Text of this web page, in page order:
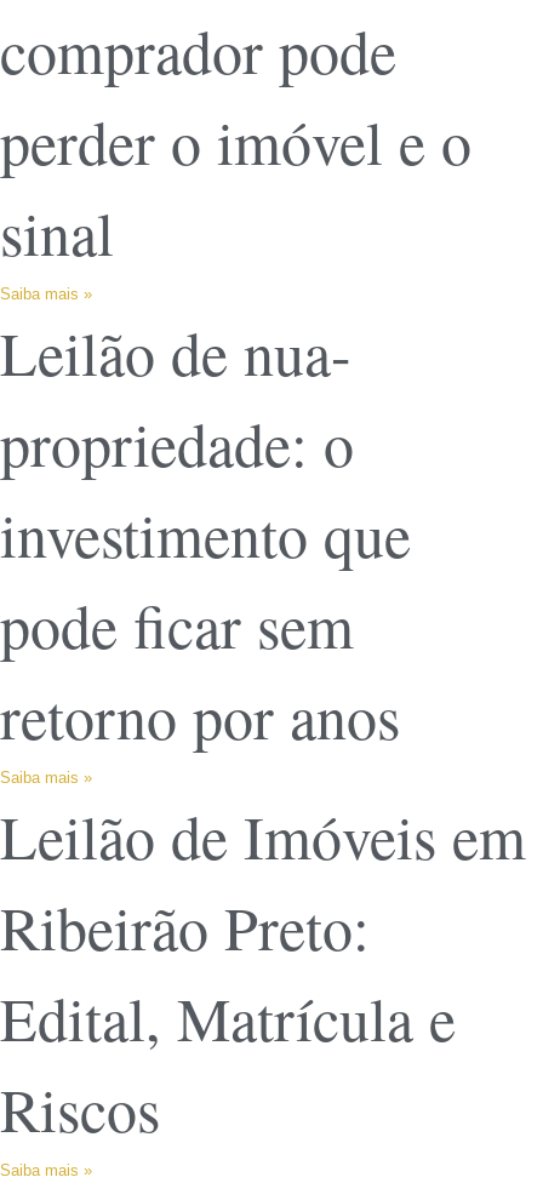
comprador pode
perder o imóvel e o
sinal
Saiba mais »
Leilão de nua-
propriedade: o
investimento que
pode ficar sem
retorno por anos
Saiba mais »
Leilão de Imóveis em
Ribeirão Preto:
Edital, Matrícula e
Riscos
Saiba mais »